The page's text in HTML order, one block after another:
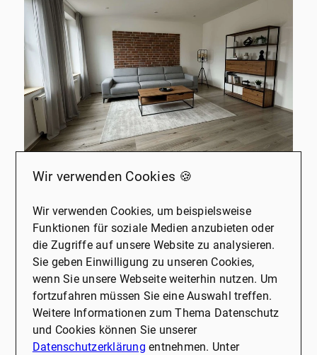
NEU
45663 Recklinghausen
Einziehen und wohlfühlen.
Schöne Etagenwohnung in
Recklinghausen zu vermieten.
Wohnung zu mieten
Wohnfläche
ca. 55 m² 2
Wir verwenden Cookies 🍪
Wir verwenden Cookies, um beispielsweise
Funktionen für soziale Medien anzubieten oder
die Zugriffe auf unsere Website zu analysieren.
Sie geben Einwilligung zu unseren Cookies,
wenn Sie unsere Webseite weiterhin nutzen. Um
fortzufahren müssen Sie eine Auswahl treffen.
Weitere Informationen zum Thema Datenschutz
und Cookies können Sie unserer
Datenschutzerklärung entnehmen. Unter